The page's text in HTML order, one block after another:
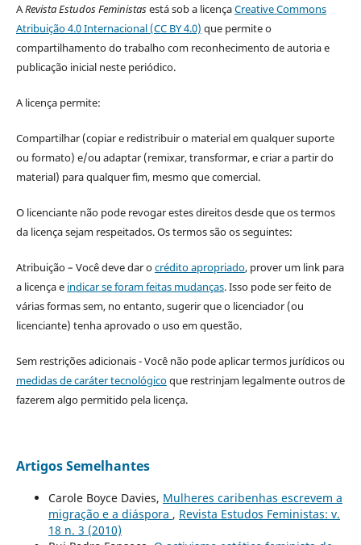
ARevista Estudos Feministasestá sob a licençaCreative Commons
Atribuição 4.0 Internacional (CC BY 4.0) que permite o
compartilhamento do trabalho com reconhecimento de autoria e
publicação inicial neste periódico.
A licença permite:
Compartilhar (copiar e redistribuir o material em qualquer suporte
ou formato) e/ou adaptar (remixar, transformar, e criar a partir do
material) para qualquer fim, mesmo que comercial.
O licenciante não pode revogar estes direitos desde que os termos
da licença sejam respeitados. Os termos são os seguintes:
Atribuição – Você deve dar ocrédito apropriado, prover um link para
a licença e indicar se foram feitas mudanças. Isso pode ser feito de
várias formas sem, no entanto, sugerir que o licenciador (ou
licenciante) tenha aprovado o uso em questão.
Sem restrições adicionais - Você não pode aplicar termos jurídicos ou
medidas de caráter tecnológicoque restrinjam legalmente outros de
fazerem algo permitido pela licença.
Artigos Semelhantes
Carole Boyce Davies, Mulheres caribenhas escrevem a
migração e a diáspora , Revista Estudos Feministas: v.
18 n. 3 (2010)